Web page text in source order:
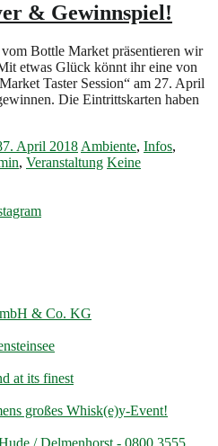
& Gewinnspiel!
Bottle Market präsentieren wir
etwas Glück könnt ihr eine von
Taster Session“ am 27. April
Die Eintrittskarten haben
7. April 2018 Ambiente, Infos,
, Veranstaltung Keine